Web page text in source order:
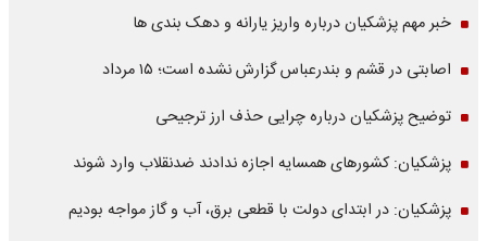
خبر مهم پزشکیان درباره واریز یارانه و دهک بندی ها
اصابتی در قشم و بندرعباس گزارش نشده است؛ ۱۵ مرداد
توضیح پزشکیان درباره چرایی حذف ارز ترجیحی
پزشکیان: کشورهای همسایه اجازه ندادند ضدنقلاب وارد شوند
پزشکیان: در ابتدای دولت با قطعی برق، آب و گاز مواجه بودیم